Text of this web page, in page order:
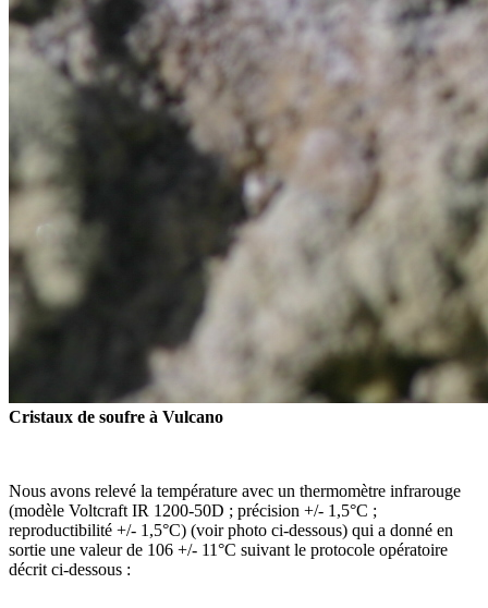
Cristaux de soufre à Vulcano
Nous avons relevé la température avec un thermomètre infrarouge
(modèle Voltcraft IR 1200-50D ; précision +/- 1,5°C ;
reproductibilité +/- 1,5°C) (voir photo ci-dessous) qui a donné en
sortie une valeur de 106 +/- 11°C suivant le protocole opératoire
décrit ci-dessous :